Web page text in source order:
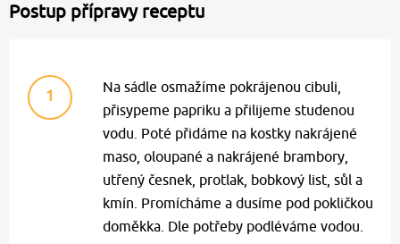
Postup přípravy receptu
1
Na sádle osmažíme pokrájenou cibuli,
přisypeme papriku a přilijeme studenou
vodu. Poté přidáme na kostky nakrájené
maso, oloupané a nakrájené brambory,
utřený česnek, protlak, bobkový list, sůl a
kmín. Promícháme a dusíme pod pokličkou
doměkka. Dle potřeby podléváme vodou.